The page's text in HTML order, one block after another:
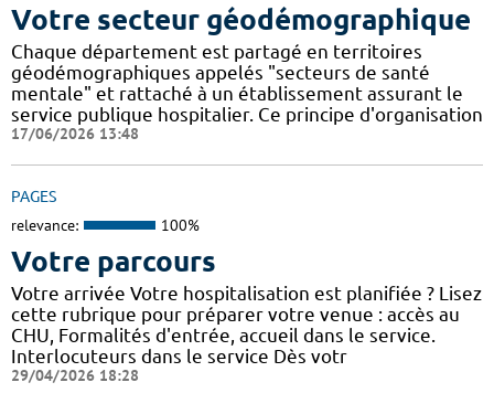
Votre secteur géodémographique
Chaque département est partagé en territoires
géodémographiques appelés "secteurs de santé
mentale" et rattaché à un établissement assurant le
service publique hospitalier. Ce principe d'organisation
17/06/2026 13:48
PAGES
relevance: 100%
Votre parcours
Votre arrivée Votre hospitalisation est planifiée ? Lisez
cette rubrique pour préparer votre venue : accès au
CHU, Formalités d'entrée, accueil dans le service.
Interlocuteurs dans le service Dès votr
29/04/2026 18:28